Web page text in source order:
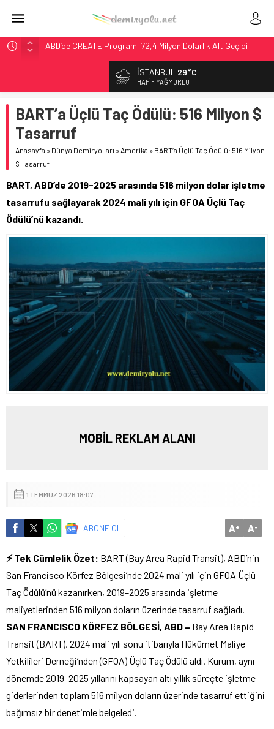
ABD’de CREATE Programı 72,4 Milyon Dolarlık Alt Geçidi
Ukrayna’da Yolcu Trenine İHA Saldırısı: Zamanında Tahliye
DB Modernizasyon Programı: 70. İstasyona Ulaşıldı
GB Railfreight İngiltere’de Lider, Class 99’lar 2026’da Yolda
Kadar Tamamlayacak
İSTANBUL 29°C
HAFIF YAĞMURLU
BART’a Üçlü Taç Ödülü: 516 Milyon $
Tasarruf
Anasayfa » Dünya Demiryolları »Amerika » BART’a Üçlü Taç Ödülü: 516 Milyon
$ Tasarruf
BART, ABD’de 2019-2025 arasında 516 milyon dolar işletme
tasarrufu sağlayarak 2024 mali yılı için GFOA Üçlü Taç
Ödülü’nü kazandı.
MOBİL REKLAM ALANI
1 TEMMUZ 2026 18:07
ABONE OL A+ A-
⚡ Tek Cümlelik Özet: BART (Bay Area Rapid Transit), ABD’nin
San Francisco Körfez Bölgesi’nde 2024 mali yılı için GFOA Üçlü
Taç Ödülü’nü kazanırken, 2019–2025 arasında işletme
maliyetlerinden 516 milyon doların üzerinde tasarruf sağladı.
SAN FRANCISCO KÖRFEZ BÖLGESİ, ABD – Bay Area Rapid
Transit (BART), 2024 mali yılı sonu itibarıyla Hükümet Maliye
Yetkilileri Derneği’nden (GFOA) Üçlü Taç Ödülü aldı. Kurum, aynı
dönemde 2019–2025 yıllarını kapsayan altı yıllık süreçte işletme
giderlerinden toplam 516 milyon doların üzerinde tasarruf ettiğini
bağımsız bir denetimle belgeledi.